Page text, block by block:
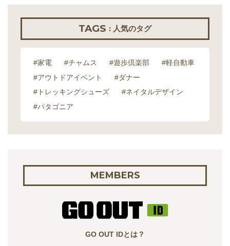
TAGS : 人気のタグ
#家電 #チャムス #遊歩倶楽部
#軽自動車
#アウトドアイベント
#ダナー
#トレッキングシューズ
#ネイタルデザイン
#パタゴニア
MEMBERS
GO OUT IDとは？